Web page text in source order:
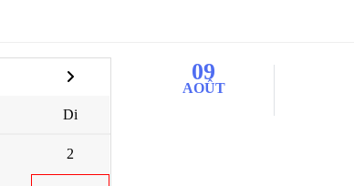
Di
2
09
AOÛT